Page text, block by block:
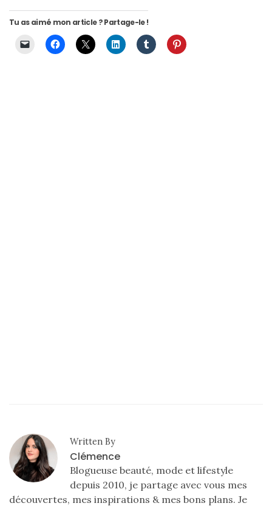
Tu as aimé mon article ? Partage-le !
Written By
Clémence
Blogueuse beauté, mode et lifestyle
depuis 2010, je partage avec vous mes
découvertes, mes inspirations & mes bons plans. Je